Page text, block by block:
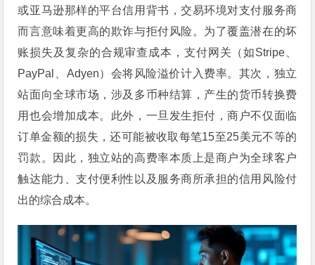
或亚马逊那样的平台信用背书，交易环境对支付服务商
而言意味着更高的欺诈与拒付风险。为了覆盖潜在的坏
账损失及复杂的合规审查成本，支付网关（如Stripe、
PayPal、Adyen）会将风险溢价计入费率。其次，独立
站面向全球市场，涉及多币种结算，产生的货币转换费
用也会增加成本。此外，一旦发生拒付，商户不仅面临
订单金额的损失，还可能被收取每笔15至25美元不等的
罚款。因此，独立站的高费率本质上是商户为全球客户
触达能力、支付便利性以及服务商所承担的信用风险付
出的综合成本。